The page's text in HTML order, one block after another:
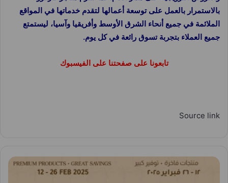
بالاستمرار بالعمل على توسعة أعمالها لتقدم خدماتها في المواقع
الملائمة في جميع أنحاء الشرق الأوسط وأفريقيا وآسيا، ليستمتع
جميع العملاء بتجربة تسوق رائعة في كل يوم.
تابعونا على صفحتنا على الفيسبوك
Source link